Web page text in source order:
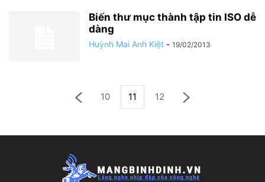
Biến thư mục thành tập tin ISO dễ
dàng
Huỳnh Mai Anh Kiệt - 19/02/2013
10 11 12